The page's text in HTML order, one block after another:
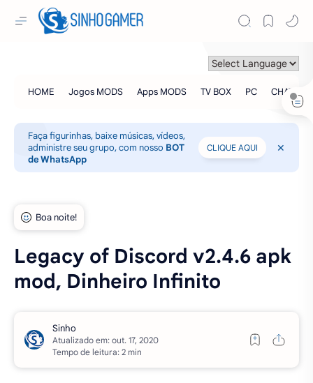
Faça figurinhas, baixe músicas, vídeos,
administre seu grupo, com nosso BOT
de WhatsApp
CLIQUE AQUI
Legacy of Discord v2.4.6 apk
mod, Dinheiro Infinito
Atualizado em:
Tempo de leitura: 2 min